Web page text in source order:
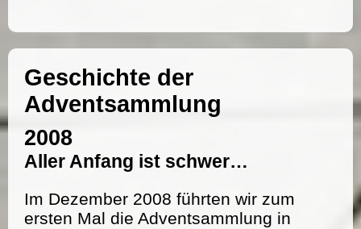
Geschichte der
Adventsammlung
2008
Aller Anfang ist schwer…
Im Dezember 2008 führten wir zum
ersten Mal die Adventsammlung in